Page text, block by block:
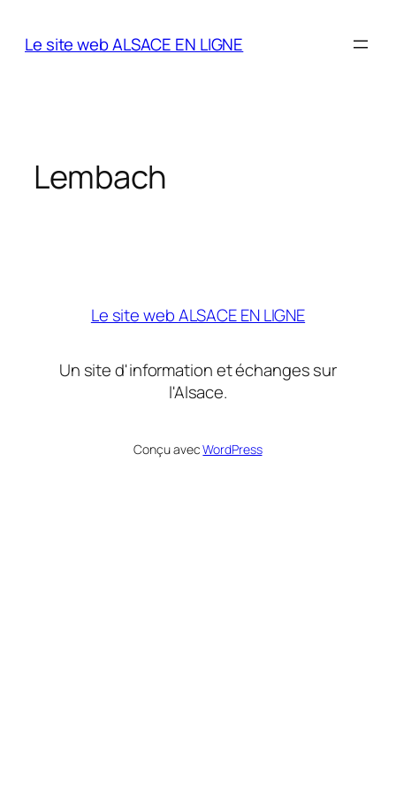
Le site web ALSACE EN LIGNE
Lembach
Le site web ALSACE EN LIGNE
Un site d'information et échanges sur
l'Alsace.
Conçu avecWordPress